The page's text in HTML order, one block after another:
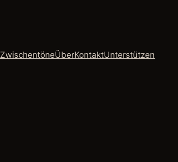
ZwischentöneÜberKontaktUnterstützen